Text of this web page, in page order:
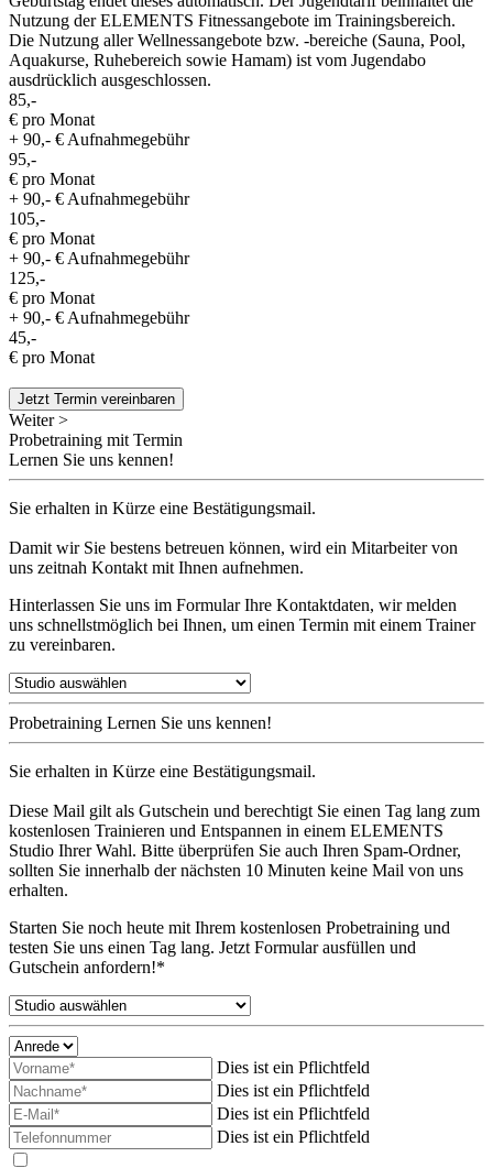
Nutzung der ELEMENTS Fitnessangebote im Trainingsbereich.
Die Nutzung aller Wellnessangebote bzw. -bereiche (Sauna, Pool,
Aquakurse, Ruhebereich sowie Hamam) ist vom Jugendabo
ausdrücklich ausgeschlossen.
85,-
€ pro Monat
+ 90,- € Aufnahmegebühr
95,-
€ pro Monat
+ 90,- € Aufnahmegebühr
105,-
€ pro Monat
+ 90,- € Aufnahmegebühr
125,-
€ pro Monat
+ 90,- € Aufnahmegebühr
45,-
€ pro Monat
Jetzt Termin vereinbaren
Weiter >
Probetraining mit Termin
Lernen Sie uns kennen!
Sie erhalten in Kürze eine Bestätigungsmail.
Damit wir Sie bestens betreuen können, wird ein Mitarbeiter von
uns zeitnah Kontakt mit Ihnen aufnehmen.
Hinterlassen Sie uns im Formular Ihre Kontaktdaten, wir melden
uns schnellstmöglich bei Ihnen, um einen Termin mit einem Trainer
zu vereinbaren.
Probetraining Lernen Sie uns kennen!
Sie erhalten in Kürze eine Bestätigungsmail.
Diese Mail gilt als Gutschein und berechtigt Sie einen Tag lang zum
kostenlosen Trainieren und Entspannen in einem ELEMENTS
Studio Ihrer Wahl. Bitte überprüfen Sie auch Ihren Spam-Ordner,
sollten Sie innerhalb der nächsten 10 Minuten keine Mail von uns
erhalten.
Starten Sie noch heute mit Ihrem kostenlosen Probetraining und
testen Sie uns einen Tag lang. Jetzt Formular ausfüllen und
Gutschein anfordern!*
Dies ist ein Pflichtfeld
Dies ist ein Pflichtfeld
Dies ist ein Pflichtfeld
Dies ist ein Pflichtfeld